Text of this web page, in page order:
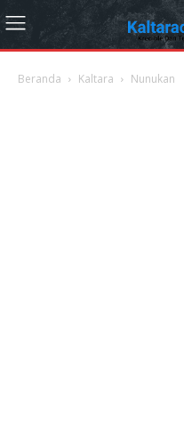
Beranda Kaltara Nunukan